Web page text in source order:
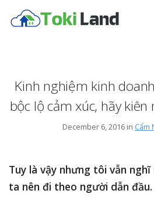
Kinh nghiệm kinh
bộc lộ cảm xúc, hãy
December 6, 2016 in Cẩm
Tuy là vậy nhưng tôi vẫn
ta nên đi theo người dẫn